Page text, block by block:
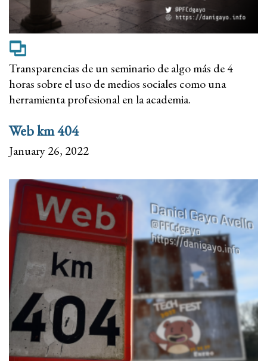
Transparencias de un seminario de algo más de 4
horas sobre el uso de medios sociales como una
herramienta profesional en la academia.
Web km 404
January 26, 2022